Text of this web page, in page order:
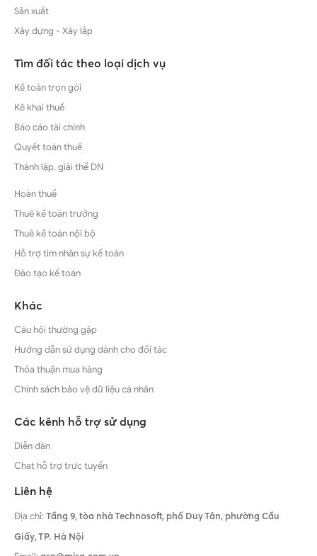
Sản xuất
Xây dựng - Xây lắp
Tìm đối tác theo loại dịch vụ
Kế toán trọn gói
Kê khai thuế
Báo cáo tài chính
Quyết toán thuế
Thành lập, giải thể DN
Hoàn thuế
Thuê kế toán trưởng
Thuê kế toán nội bộ
Hỗ trợ tìm nhân sự kế toán
Đào tạo kế toán
Khác
Câu hỏi thường gặp
Hướng dẫn sử dụng dành cho đối tác
Thỏa thuận mua hàng
Chính sách bảo vệ dữ liệu cá nhân
Các kênh hỗ trợ sử dụng
Diễn đàn
Chat hỗ trợ trực tuyến
Liên hệ
Địa chỉ:Tầng 9, tòa nhà Technosoft, phố Duy Tân, phường Cầu
Giấy,TP. Hà Nội